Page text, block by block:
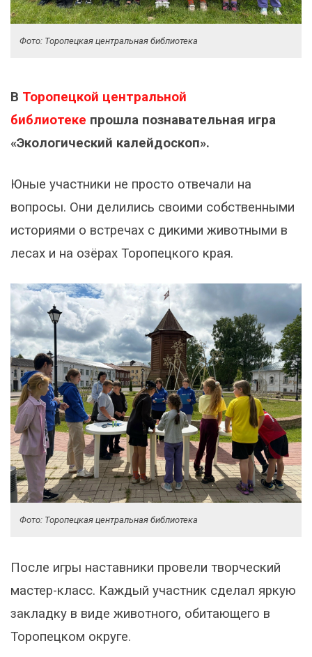
Фото: Торопецкая центральная библиотека
В Торопецкой центральной
библиотеке прошла познавательная игра
«Экологический калейдоскоп».
Юные участники не просто отвечали на
вопросы. Они делились своими собственными
историями о встречах с дикими животными в
лесах и на озёрах Торопецкого края.
Фото: Торопецкая центральная библиотека
После игры наставники провели творческий
мастер-класс. Каждый участник сделал яркую
закладку в виде животного, обитающего в
Торопецком округе.